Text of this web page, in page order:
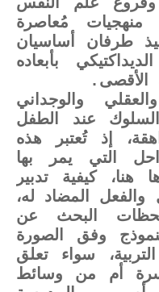
منهجيات مُعاصرة
طرفان أساسيان
بأبعاده
الأقصى.
والوجداني
عند الطفل
إذ تُعتبر هذه
التي يمر بها
هنا، كيفية تدبير
والفعل المضاد له،
البحث عن
وفق الصورة
سواء تعلق
أم من وسائط